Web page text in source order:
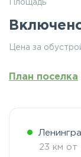
Площадь
Цена за
План поселка
23 км от